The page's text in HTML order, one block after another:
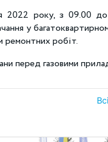
2022 року, з 09.00
у
ремонтних робіт.
перед газовими